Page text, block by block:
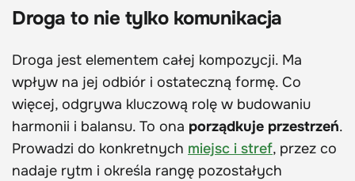
Droga to nie tylko komunikacja
Droga jest elementem całej kompozycji. Ma
wpływ na jej odbiór i ostateczną formę. Co
więcej, odgrywa kluczową rolę w budowaniu
harmonii i balansu. To ona porządkuje przestrzeń.
Prowadzi do konkretnych miejsc i stref, przez co
nadaje rytm i określa rangę pozostałych